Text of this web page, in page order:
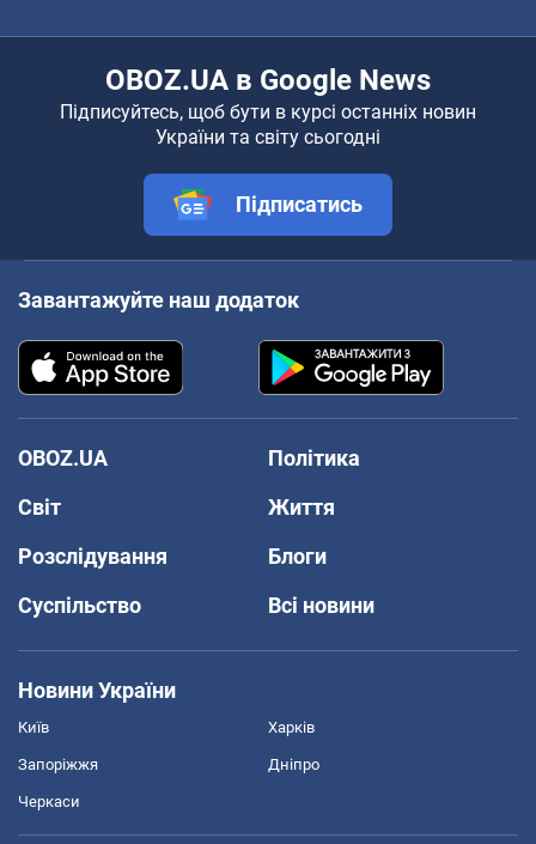
OBOZ.UA в Google News
Підписуйтесь, щоб бути в курсі останніх новин
України та світу сьогодні
Підписатись
Завантажуйте наш додаток
OBOZ.UA
Політика
Світ
Життя
Розслідування
Блоги
Суспільство
Всі новини
Новини України
Київ Харків
Запоріжжя Дніпро
Черкаси